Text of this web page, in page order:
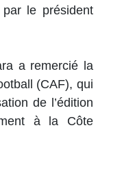
le président
a remercié la
(CAF), qui
de l’édition
à la Côte